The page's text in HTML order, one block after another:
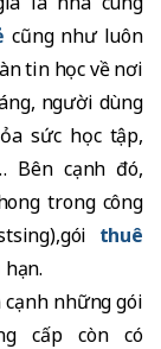
cũng như luôn
tin học về nơi
người dùng
sức học tập,
Bên cạnh đó,
trong công
thuê
cạnh những gói
cấp còn có